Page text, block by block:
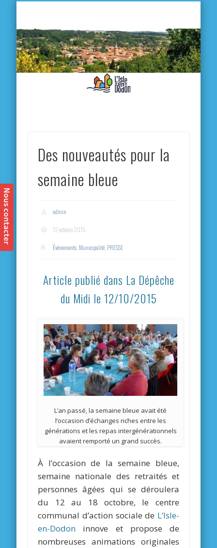
Des nouveautés pour la
semaine bleue
admin
12 octobre 2015
Événements Municipalité PRESSE
Article publié dans La Dépêche
du Midi le 12/10/2015
L’an passé, la semaine bleue avait été
l’occasion d’échanges riches entre les
générations et les repas intergénérationnels
avaient remporté un grand succès.
À l’occasion de la semaine bleue,
semaine nationale des retraités et
personnes âgées qui se déroulera
du 12 au 18 octobre, le centre
communal d’action sociale de L’Isle-
en-Dodon innove et propose de
nombreuses animations originales